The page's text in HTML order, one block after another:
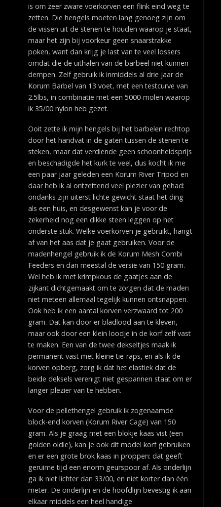
is om zeer zware voerkorven een flink eind weg te
zetten. Die hengels moeten lang genoeg zijn om
de vissen uit de stenen te houden waarop je staat,
maar het zijn bij voorkeur geen snaarstrakke
poken, want dan krijg je last van te veel lossers
omdat die de uithalen van de barbeel niet kunnen
dempen. Zelf gebruik ik inmiddels al drie jaar de
Korum Barbel van 13 voet, met een testcurve van
2.5lbs, in combinatie met een 5000-molen waarop
ik 35/00 nylon heb gezet.
Ooit zette ik mijn hengels bij het barbelen rechtop
door het handvat in de gaten tussen de stenen te
steken, maar dat verdiende geen schoonheidsprijs
en beschadigde het kurk te veel, dus kocht ik me
een paar jaar geleden een Korum River Tripod en
daar heb ik al ontzettend veel plezier van gehad:
ondanks zijn uiterst lichte gewicht staat het ding
als een huis, en desgewenst kan je voor de
zekerheid nog een dikke steen leggen op het
onderste stuk. Welke voerkorven je gebruikt, hangt
af van het aas dat je gaat gebruiken. Voor de
madenhengel gebruik ik de Korum Mesh Combi
Feeders en dan meestal de versie van 150 gram.
Wel heb ik met krimpkous de gaatjes aan de
zijkant dichtgemaakt om te zorgen dat de maden
niet meteen allemaal tegelijk kunnen ontsnappen.
Ook heb ik een aantal korven verzwaard tot 200
gram. Dat kan door er bladlood aan te kleven,
maar ook door een klein loodje in de korf zelf vast
te maken. Een van de twee dekseltjes maak ik
permanent vast met kleine tie-raps, en als ik de
korven opberg, zorg ik dat het elastiek dat de
beide deksels verenigt niet gespannen staat om er
langer plezier van te hebben.
Voor de pellethengel gebruik ik zogenaamde
block-end korven (Korum River Cage) van 150
gram. Als je graag met een blokje kaas vist (een
golden oldie), kan je ook dit model korf gebruiken
en er een grote brok kaas in proppen: dat geeft
geruime tijd een enorm geurspoor af. Als onderlijn
ga ik niet lichter dan 33/00, en niet korter dan één
meter. De onderlijn en de hoofdlijn bevestig ik aan
elkaar middels een heel handige